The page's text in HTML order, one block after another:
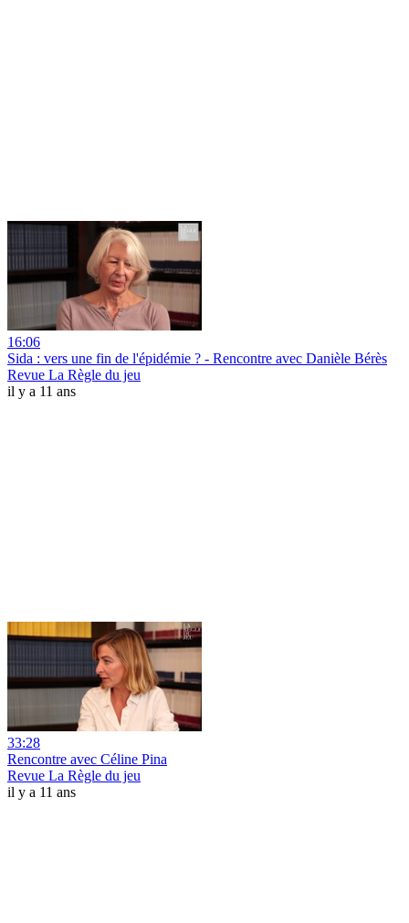
16:06
Sida : vers une fin de l'épidémie ? - Rencontre avec Danièle Bérès
Revue La Règle du jeu
il y a 11 ans
33:28
Rencontre avec Céline Pina
Revue La Règle du jeu
il y a 11 ans